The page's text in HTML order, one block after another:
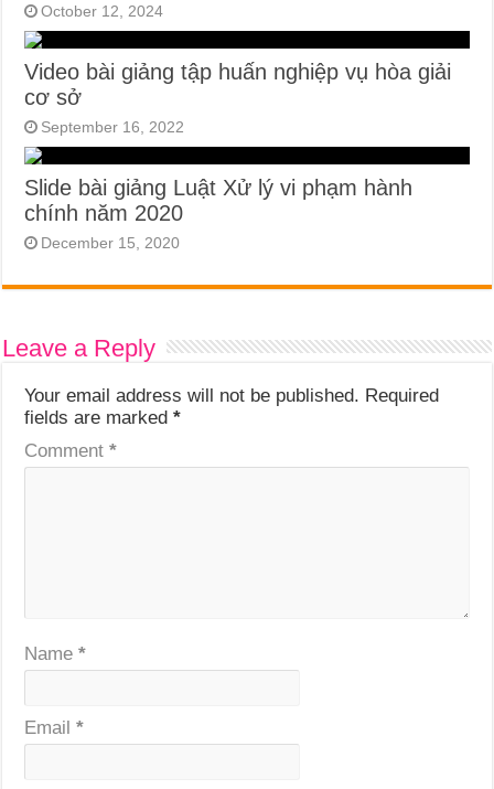
October 12, 2024
Video bài giảng tập huấn nghiệp vụ hòa giải
cơ sở
September 16, 2022
Slide bài giảng Luật Xử lý vi phạm hành
chính năm 2020
December 15, 2020
Leave a Reply
Your email address will not be published. Required
fields are marked*
Comment*
Name*
Email*